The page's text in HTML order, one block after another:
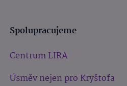
Spolupracujeme
Centrum LIRA
Úsměv nejen pro Kryštofa